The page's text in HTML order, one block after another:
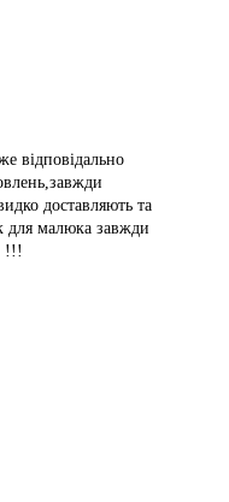
відповідально
доставляють та
для малюка завжди
!!!